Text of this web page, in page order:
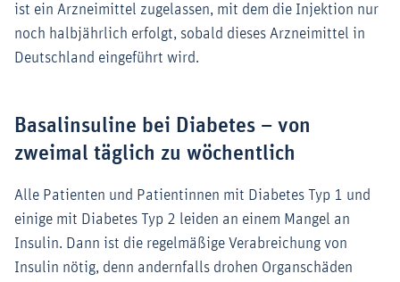
ist ein Arzneimittel zugelassen, mit dem die Injektion nur
noch halbjährlich erfolgt, sobald dieses Arzneimittel in
Deutschland eingeführt wird.
Basalinsuline bei Diabetes – von
zweimal täglich zu wöchentlich
Alle Patienten und Patientinnen mit Diabetes Typ 1 und
einige mit Diabetes Typ 2 leiden an einem Mangel an
Insulin. Dann ist die regelmäßige Verabreichung von
Insulin nötig, denn andernfalls drohen Organschäden